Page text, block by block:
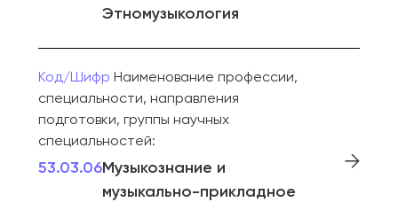
Этномузыкология
Код/Шифр Наименование профессии,
специальности, направления
подготовки, группы научных
специальностей:
53.03.06Музыкознание и
музыкально-прикладное